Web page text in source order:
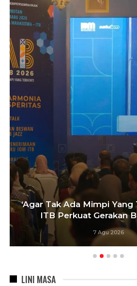
‘Agar Tak Ada Mimpi Yang
ITB Perkuat Gerakan
7 Agu 2026
LINI MASA